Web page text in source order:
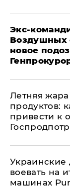
Экс-
Воздушных
новое
Летняя
продуктов:
привести к
Украинские
воевать на
машинах